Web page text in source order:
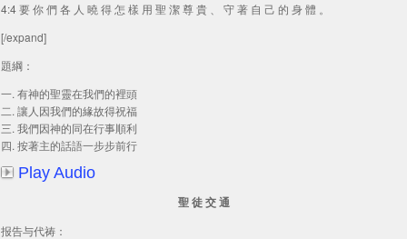
4:4 要 你 們 各 人 曉 得 怎 樣 用 聖 潔 尊 貴 、 守 著 自 己 的 身 體 。
[/expand]
題綱：
一. 有神的聖靈在我們的裡頭
二. 讓人因我們的緣故得祝福
三. 我們因神的同在行事順利
四. 按著主的話語一步步前行
Play Audio
聖 徒 交 通
报告与代祷：